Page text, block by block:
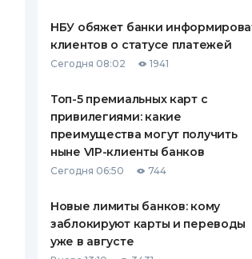
НБУ обяжет банки
клиентов о статусе платежей
Сегодня 08:02 1941
Топ-5 премиальных карт с
привилегиями: какие
преимущества могут получить
ныне VIP-клиенты банков
Сегодня 06:50 744
Новые лимиты банков: кому
заблокируют карты и переводы
уже в августе